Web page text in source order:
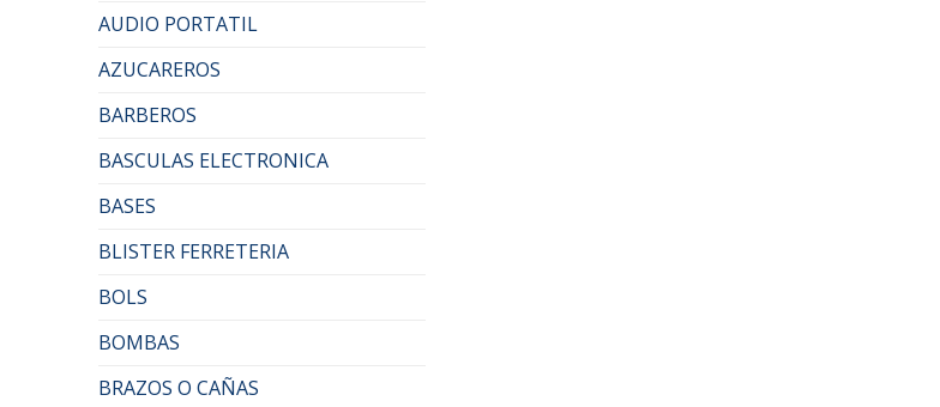
AUDIO PORTATIL
AZUCAREROS
BARBEROS
BASCULAS ELECTRONICA
BASES
BLISTER FERRETERIA
BOLS
BOMBAS
BRAZOS O CAÑAS